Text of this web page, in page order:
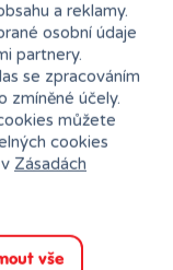
a reklamy.
osobní údaje
partnery.
se zpracováním
zmíněné účely.
můžete
cookies
Zásadách
vše